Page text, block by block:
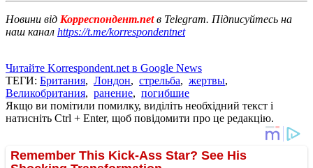
Новини від Корреспондент.netв Telegram. Підписуйтесь на
наш канал https://t.me/korrespondentnet
Читайте Korrespondent.net в Google News
ТЕГИ: Британия, Лондон, стрельба, жертвы,
Великобритания, ранение, погибшие
Якщо ви помітили помилку, виділіть необхідний текст і
натисніть Ctrl + Enter, щоб повідомити про це редакцію.